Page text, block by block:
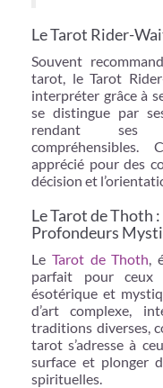
Le Tarot Rider-
Souvent
tarot, le Tarot
interpréter grâce à
se distingue par
rendant ses
apprécié pour des
décision et
Le Tarot de Thoth
Profondeurs
Le Tarot de Thoth,
parfait pour ceux
ésotérique et
d’art complexe,
traditions diverses,
tarot s’adresse à
surface et plonger
spirituelles.